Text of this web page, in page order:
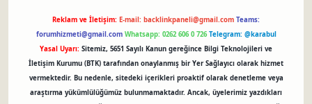
Reklam ve İletişim: E-mail: backlinkpaneli@gmail.com Teams:
forumhizmeti@gmail.com Whatsapp: 0262 606 0 726 Telegram: @karabul
Yasal Uyarı: Sitemiz, 5651 Sayılı Kanun gereğince Bilgi Teknolojileri ve
İletişim Kurumu (BTK) tarafından onaylanmış bir Yer Sağlayıcı olarak hizmet
vermektedir. Bu nedenle, sitedeki içerikleri proaktif olarak denetleme veya
araştırma yükümlülüğümüz bulunmamaktadır. Ancak, üyelerimiz yazdıkları